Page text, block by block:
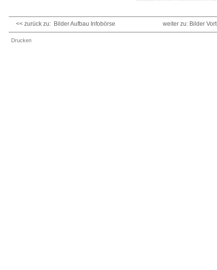
<< zurück zu: Bilder Aufbau Infobörse weiter zu: Bilder
Drucken